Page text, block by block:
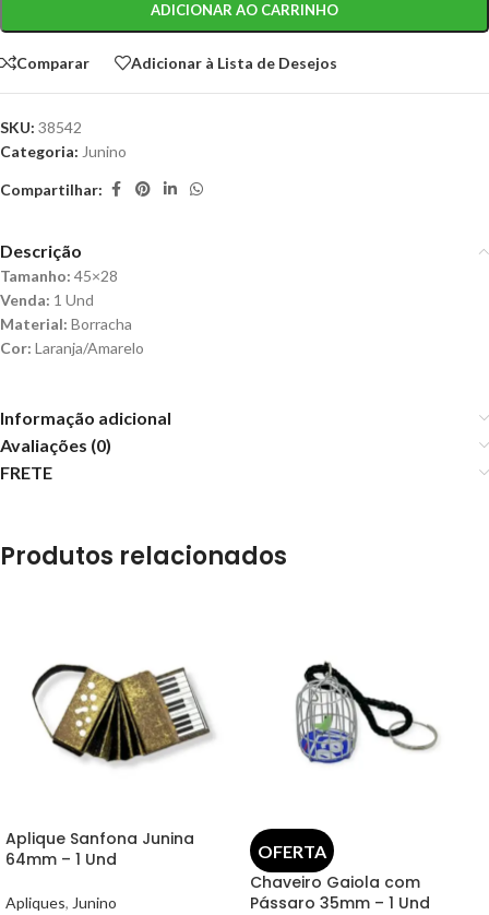
ADICIONAR AO CARRINHO
Comparar Adicionar à Lista de Desejos
SKU: 38542
Categoria: Junino
Compartilhar:
Descrição
Tamanho: 45×28
Venda: 1 Und
Material: Borracha
Cor: Laranja/Amarelo
Informação adicional
Avaliações (0)
FRETE
Produtos relacionados
Aplique Sanfona Junina
64mm – 1 Und
Apliques, Junino
OFERTA
Chaveiro Gaiola com
Pássaro 35mm – 1 Und